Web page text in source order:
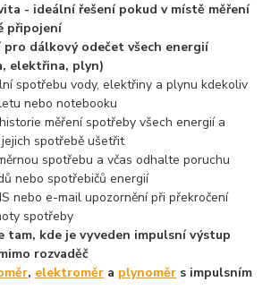
- ideální řešení pokud v místě měření
připojení
pro dálkový odečet všech energií
elektřina, plyn)
spotřebu vody, elektřiny a plynu kdekoliv
nebo notebooku
měření spotřeby všech energií a
spotřebě ušetřit
spotřebu a včas odhalte poruchu
nebo spotřebičů energií
nebo e-mail upozornění při překročení
spotřeby
tam, kde je vyveden impulsní výstup
rozvaděč
, elektroměr a plynoměr s impulsním